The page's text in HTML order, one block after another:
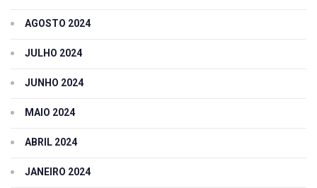
AGOSTO 2024
JULHO 2024
JUNHO 2024
MAIO 2024
ABRIL 2024
JANEIRO 2024